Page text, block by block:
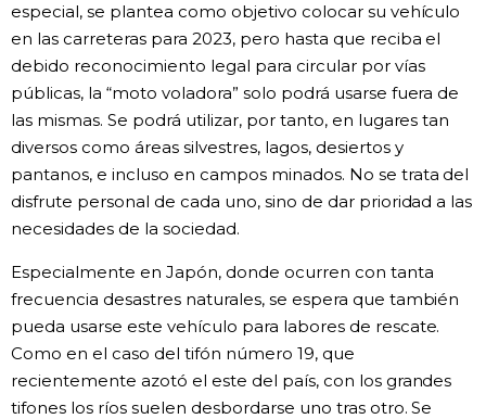
especial, se plantea como objetivo colocar su vehículo
en las carreteras para 2023, pero hasta que reciba el
debido reconocimiento legal para circular por vías
públicas, la “moto voladora” solo podrá usarse fuera de
las mismas. Se podrá utilizar, por tanto, en lugares tan
diversos como áreas silvestres, lagos, desiertos y
pantanos, e incluso en campos minados. No se trata del
disfrute personal de cada uno, sino de dar prioridad a las
necesidades de la sociedad.
Especialmente en Japón, donde ocurren con tanta
frecuencia desastres naturales, se espera que también
pueda usarse este vehículo para labores de rescate.
Como en el caso del tifón número 19, que
recientemente azotó el este del país, con los grandes
tifones los ríos suelen desbordarse uno tras otro. Se